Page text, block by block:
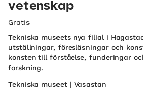
vetenskap
Gratis
Tekniska museets nya filial i
utställningar, föresläsningar och
konsten till förståelse, funderingar
forskning.
Tekniska museet | Vasastan